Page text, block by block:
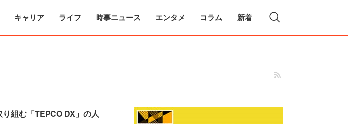
キャリア ライフ 時事ニュース エンタメ コラム 新着
組む「TEPCO DX」の人